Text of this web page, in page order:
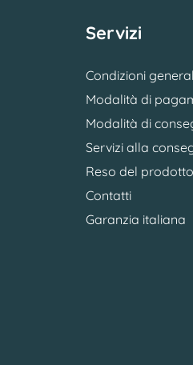
Servizi
Condizioni
Modalità di
Modalità di
Servizi alla
Reso del prodotto
Contatti
Garanzia italiana